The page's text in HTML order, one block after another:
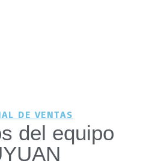
DE VENTAS
del equipo